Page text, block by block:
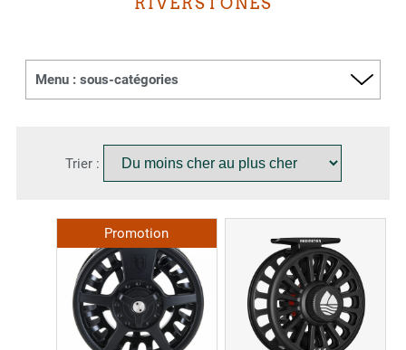
Menu : sous-catégories
Trier :
Promotion